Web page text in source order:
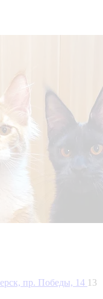
пр. Победы, 14 13